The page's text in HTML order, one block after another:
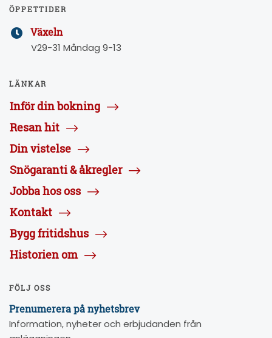
ÖPPETTIDER
Växeln
V29-31 Måndag 9-13
LÄNKAR
Inför din bokning
Resan hit
Din vistelse
Snögaranti & åkregler
Jobba hos oss
Kontakt
Bygg fritidshus
Historien om
FÖLJ OSS
Prenumerera på nyhetsbrev
Information, nyheter och erbjudanden från